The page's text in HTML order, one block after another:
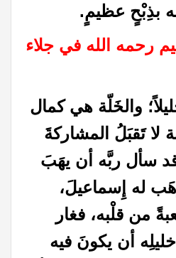
بذِبْحٍ عظيمٍ.
رحمه الله في جلاء
والخَلّة هي كمال
لا تَقبَلُ المشاركةَ
سأل ربَّه أن يهَبَ
له إِسماعيلَ،
من قلْبه، فغار
أن يكونَ فيه